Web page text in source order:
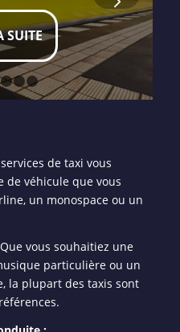
SUITE
1 2 3 4 5 6
de taxi vous
de véhicule que vous
un monospace ou un
vous souhaitiez une
particulière ou un
la plupart des taxis sont